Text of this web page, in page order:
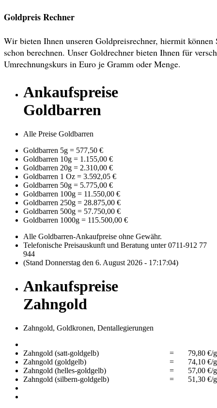
Goldpreis Rechner
Wir bieten Ihnen unseren Goldpreisrechner, hiermit
schon berechnen. Unser Goldrechner bieten Ihnen für
Umrechnungskurs in Euro je Gramm oder Menge.
Ankaufspreise
Goldbarren
Alle Preise Goldbarren
Goldbarren 5g = 577,50 €
Goldbarren 10g = 1.155,00 €
Goldbarren 20g = 2.310,00 €
Goldbarren 1 Oz = 3.592,05 €
Goldbarren 50g = 5.775,00 €
Goldbarren 100g = 11.550,00 €
Goldbarren 250g = 28.875,00 €
Goldbarren 500g = 57.750,00 €
Goldbarren 1000g = 115.500,00 €
Alle Goldbarren-Ankaufpreise ohne Gewähr.
Telefonische Preisauskunft und Beratung unter 0711-912 77
944
(Stand Donnerstag den 6. August 2026 - 17:17:04)
Ankaufspreise
Zahngold
Zahngold, Goldkronen, Dentallegierungen
Zahngold (satt-goldgelb) =
79,80 €/g
Zahngold (goldgelb)
=
74,10 €/g
Zahngold (helles-goldgelb)
=
57,00 €/g
Zahngold (silbern-goldgelb)
= 51,30 €/g